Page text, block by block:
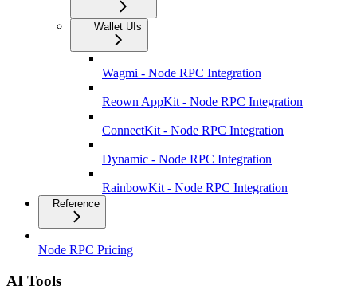
Wallet UIs
Wagmi - Node RPC Integration
Reown AppKit - Node RPC Integration
ConnectKit - Node RPC Integration
Dynamic - Node RPC Integration
RainbowKit - Node RPC Integration
Reference
Node RPC Pricing
AI Tools